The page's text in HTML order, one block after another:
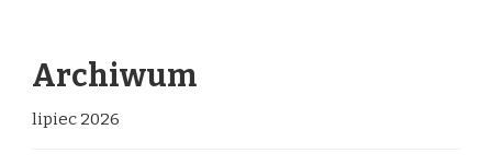
Archiwum
lipiec 2026